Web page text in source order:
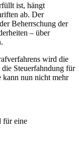
ist, hängt
ab. Der
Beherrschung der
– über
wird die
Steuerfahndung für
kann nun nicht mehr
für eine